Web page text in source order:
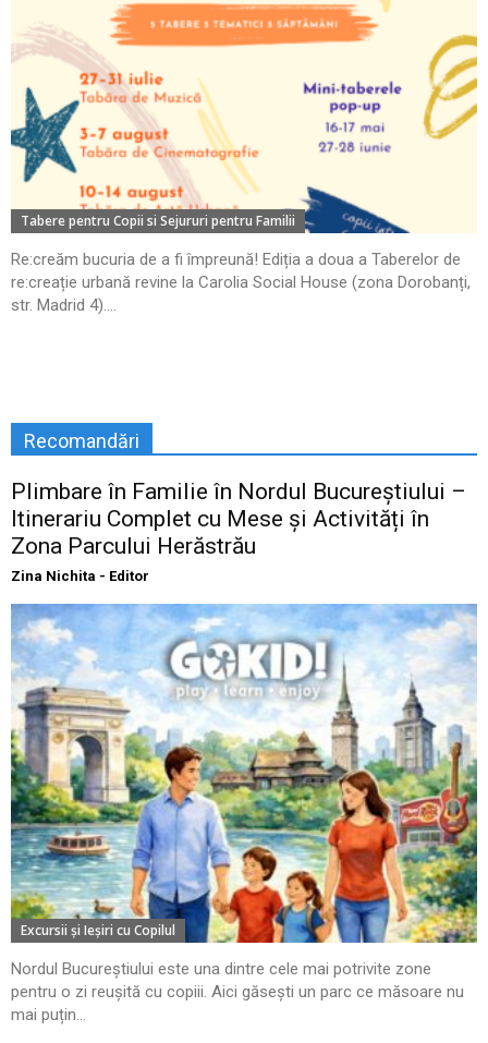
Tabere pentru Copii si Sejururi pentru Familii
Re:creăm bucuria de a fi împreună! Ediția a doua a Taberelor de
re:creație urbană revine la Carolia Social House (zona Dorobanți,
str. Madrid 4)....
Recomandări
Plimbare în Familie în Nordul Bucureștiului –
Itinerariu Complet cu Mese și Activități în
Zona Parcului Herăstrău
Zina Nichita - Editor
Excursii şi Ieşiri cu Copilul
Nordul Bucureștiului este una dintre cele mai potrivite zone
pentru o zi reușită cu copiii. Aici găsești un parc ce măsoare nu
mai puțin...